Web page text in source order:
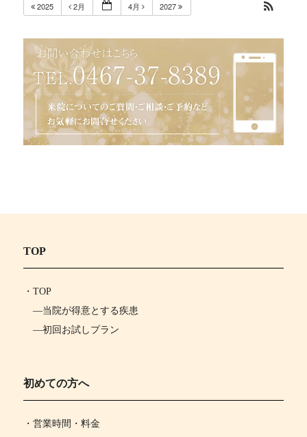
2025 2月 4月 2027
TOP
・ TOP
―当院が得意とする疾患
―初回お試しプラン
初めての方へ
・営業時間・料金